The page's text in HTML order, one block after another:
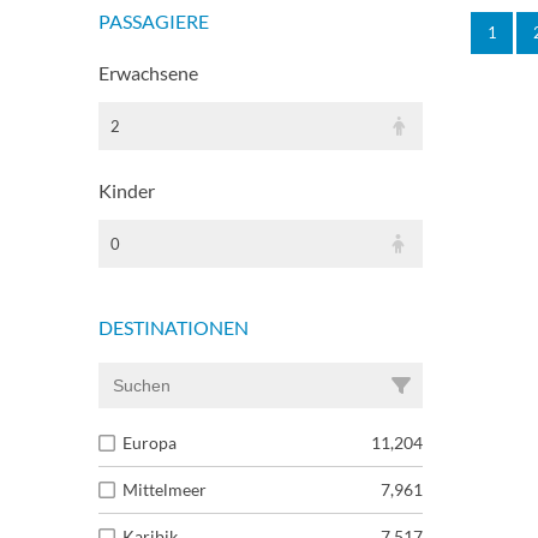
PASSAGIERE
Erwachsene
2
Kinder
0
DESTINATIONEN
Europa 11,204
Mittelmeer 7,961
1